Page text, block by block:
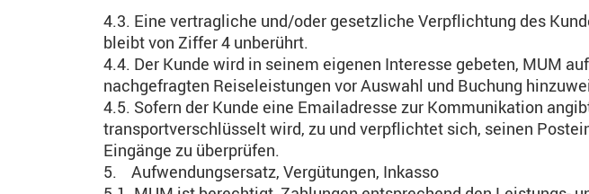
4.3. Eine vertragliche und/oder gesetzliche Verpflichtung des
bleibt von Ziffer 4 unberührt.
4.4. Der Kunde wird in seinem eigenen Interesse gebeten, MUM
nachgefragten Reiseleistungen vor Auswahl und Buchung
4.5. Sofern der Kunde eine Emailadresse zur Kommunikation
transportverschlüsselt wird, zu und verpflichtet sich, seinen
Eingänge zu überprüfen.
5. Aufwendungsersatz, Vergütungen, Inkasso